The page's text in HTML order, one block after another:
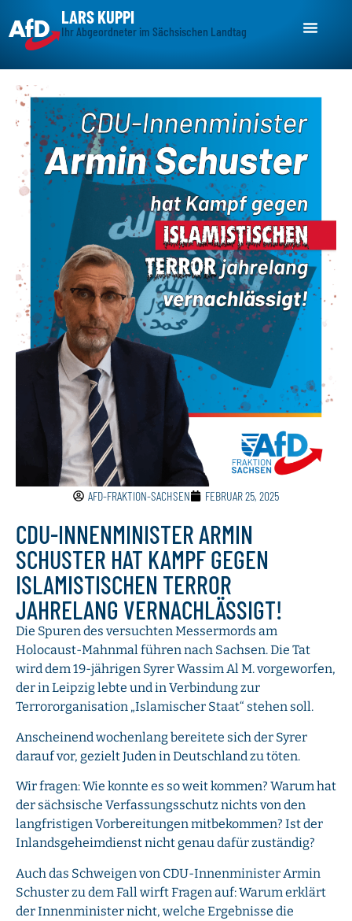
LARS KUPPI
Ihr Abgeordneter im Sächsischen Landtag
AFD-FRAKTION-SACHSEN FEBRUAR 25, 2025
CDU-INNENMINISTER ARMIN
SCHUSTER HAT KAMPF GEGEN
ISLAMISTISCHEN TERROR
JAHRELANG VERNACHLÄSSIGT!
Die Spuren des versuchten Messermords am
Holocaust-Mahnmal führen nach Sachsen. Die Tat
wird dem 19-jährigen Syrer Wassim Al M. vorgeworfen,
der in Leipzig lebte und in Verbindung zur
Terrororganisation „Islamischer Staat“ stehen soll.
Anscheinend wochenlang bereitete sich der Syrer
darauf vor, gezielt Juden in Deutschland zu töten.
Wir fragen: Wie konnte es so weit kommen? Warum hat
der sächsische Verfassungsschutz nichts von den
langfristigen Vorbereitungen mitbekommen? Ist der
Inlandsgeheimdienst nicht genau dafür zuständig?
Auch das Schweigen von CDU-Innenminister Armin
Schuster zu dem Fall wirft Fragen auf: Warum erklärt
der Innenminister nicht, welche Ergebnisse die